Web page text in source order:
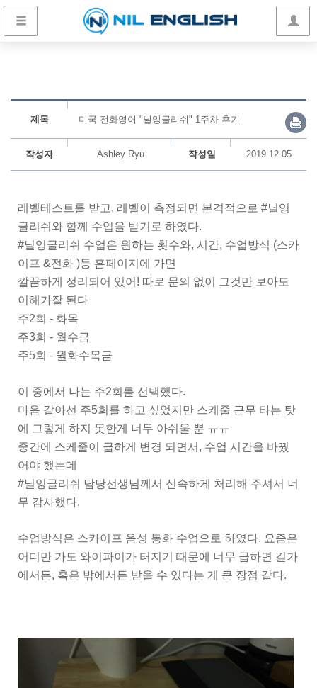
제목 미국 전화영어 "닐잉글리쉬" 1주차 후기
작성자 Ashley Ryu 작성일 2019.12.05
레벨테스트를 받고, 레벨이 측정되면 본격적으로 #닐잉
글리쉬와 함께 수업을 받기로 하였다.
#닐잉글리쉬 수업은 원하는 횟수와, 시간, 수업방식 (스카
이프 &전화 )등 홈페이지에 가면
깔끔하게 정리되어 있어! 따로 문의 없이 그것만 보아도
이해가잘 된다
주2회 - 화목
주3회 - 월수금
주5회 - 월화수목금
이 중에서 나는 주2회를 선택했다.
마음 같아선 주5회를 하고 싶었지만 스케줄 근무 타는 탓
에 그렇게 하지 못한게 너무 아쉬울 뿐 ㅠㅠ
중간에 스케줄이 급하게 변경 되면서, 수업 시간을 바꿨
어야 했는데
#닐잉글리쉬 담당선생님께서 신속하게 처리해 주셔서 너
무 감사했다.
수업방식은 스카이프 음성 통화 수업으로 하였다. 요즘은
어디만 가도 와이파이가 터지기 때문에 너무 급하면 길가
에서든, 혹은 밖에서든 받을 수 있다는 게 큰 장점 같다.